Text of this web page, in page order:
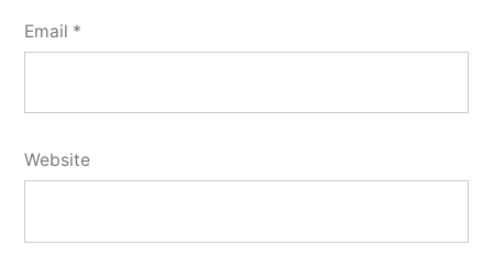
Email *
Website